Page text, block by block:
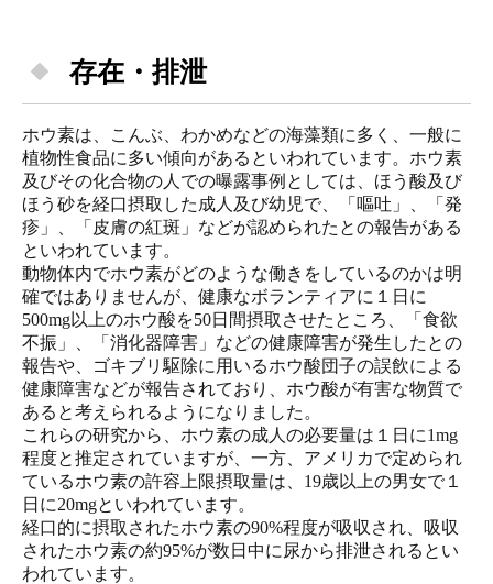
存在・排泄
ホウ素は、こんぶ、わかめなどの海藻類に多く、一般に
植物性食品に多い傾向があるといわれています。ホウ素
及びその化合物の人での曝露事例としては、ほう酸及び
ほう砂を経口摂取した成人及び幼児で、「嘔吐」、「発
疹」、「皮膚の紅斑」などが認められたとの報告がある
といわれています。
動物体内でホウ素がどのような働きをしているのかは明
確ではありませんが、健康なボランティアに１日に
500mg以上のホウ酸を50日間摂取させたところ、「食欲
不振」、「消化器障害」などの健康障害が発生したとの
報告や、ゴキブリ駆除に用いるホウ酸団子の誤飲による
健康障害などが報告されており、ホウ酸が有害な物質で
あると考えられるようになりました。
これらの研究から、ホウ素の成人の必要量は１日に1mg
程度と推定されていますが、一方、アメリカで定められ
ているホウ素の許容上限摂取量は、19歳以上の男女で１
日に20mgといわれています。
経口的に摂取されたホウ素の90%程度が吸収され、吸収
されたホウ素の約95%が数日中に尿から排泄されるとい
われています。